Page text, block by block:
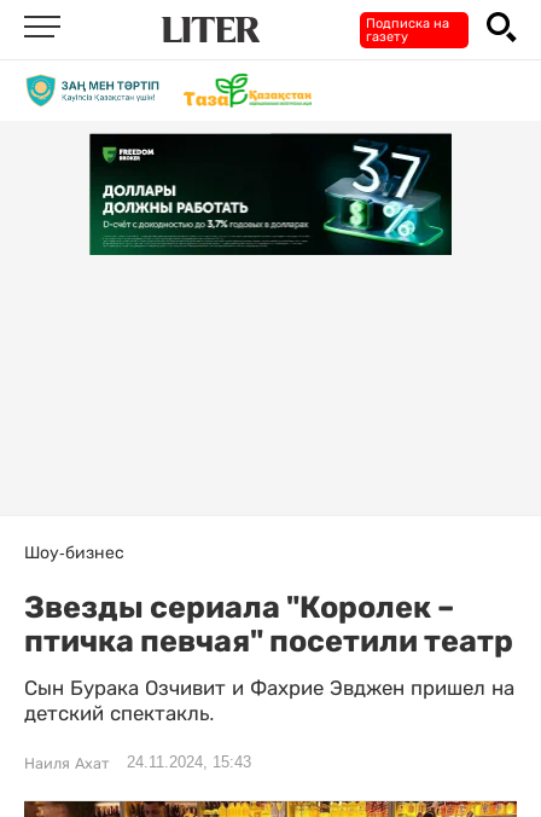
Подписка на
газету
Шоу-бизнес
Звезды сериала "Королек –
птичка певчая" посетили театр
Сын Бурака Озчивит и Фахрие Эвджен пришел на
детский спектакль.
Наиля Ахат 24.11.2024, 15:43